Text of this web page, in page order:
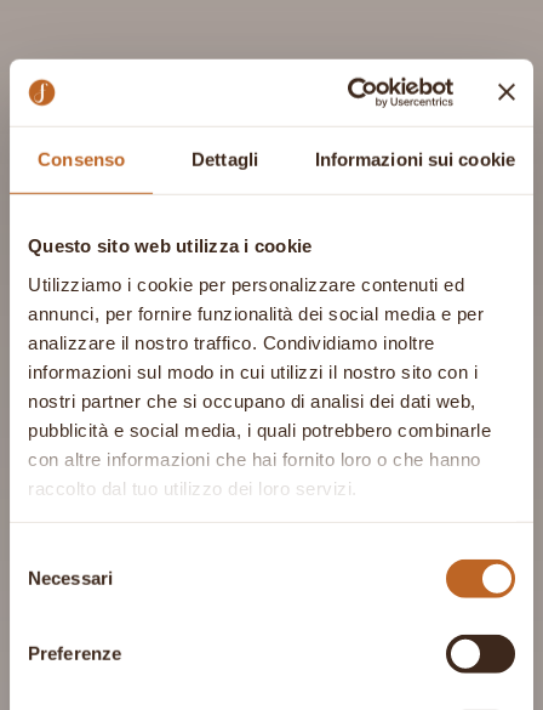
Consenso Dettagli Informazioni sui cookie
Questo sito web utilizza i cookie
Utilizziamo i cookie per personalizzare contenuti ed
annunci, per fornire funzionalità dei social media e per
analizzare il nostro traffico. Condividiamo inoltre
informazioni sul modo in cui utilizzi il nostro sito con i
nostri partner che si occupano di analisi dei dati web,
pubblicità e social media, i quali potrebbero combinarle
con altre informazioni che hai fornito loro o che hanno
raccolto dal tuo utilizzo dei loro servizi.
delNecessari
Preferenze